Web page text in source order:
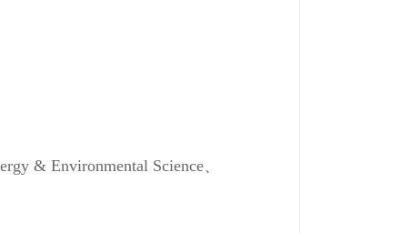
& Environmental Science、